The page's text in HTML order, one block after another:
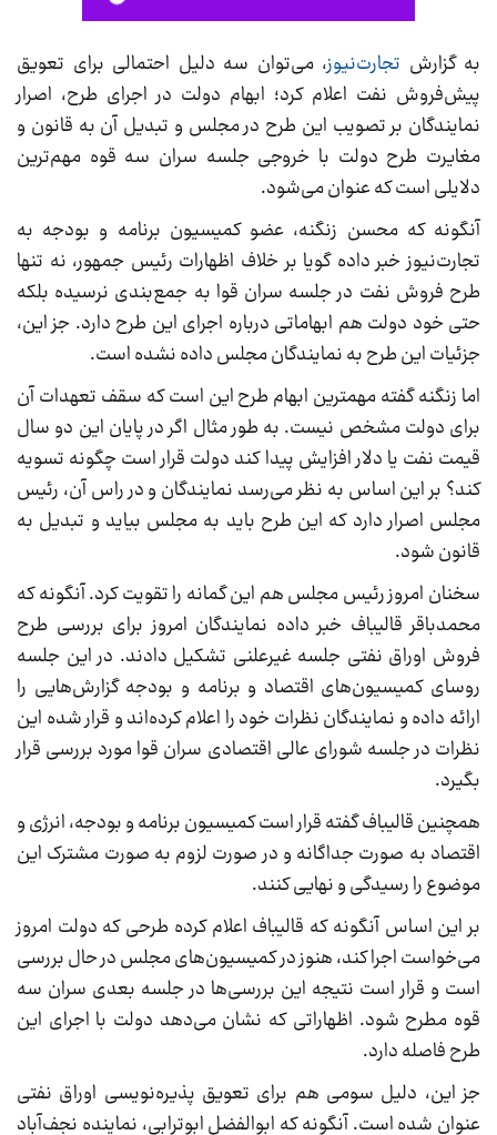
به گزارش تجارت‌نیوز، می‌توان سه دلیل احتمالی برای تعویق
پیش‌فروش نفت اعلام کرد؛ ابهام دولت در اجرای طرح، اصرار
نمایندگان بر تصویب این طرح در مجلس و تبدیل آن به قانون و
مغایرت طرح دولت با خروجی جلسه سران سه قوه مهم‌ترین
دلایلی است که عنوان می‌شود.
آنگونه که محسن زنگنه، عضو کمیسیون برنامه و بودجه به
تجارت‌نیوز خبر داده گویا بر خلاف اظهارات رئیس جمهور، نه تنها
طرح فروش نفت در جلسه سران قوا به جمع‌بندی نرسیده بلکه
حتی خود دولت هم ابهاماتی درباره اجرای این طرح دارد. جز این،
جزئیات این طرح به نمایندگان مجلس داده نشده است.
اما زنگنه گفته مهمترین ابهام طرح این است که سقف تعهدات آن
برای دولت مشخص نیست. به طور مثال اگر در پایان این دو سال
قیمت نفت یا دلار افزایش پیدا کند دولت قرار است چگونه تسویه
کند؟ بر این اساس به نظر می‌رسد نمایندگان و در راس آن، رئیس
مجلس اصرار دارد که این طرح باید به مجلس بیاید و تبدیل به
قانون شود.
سخنان امروز رئیس مجلس هم این گمانه را تقویت کرد. آنگونه که
محمدباقر قالیباف خبر داده نمایندگان امروز برای بررسی طرح
فروش اوراق نفتی جلسه غیرعلنی تشکیل دادند. در این جلسه
روسای کمیسیون‌های اقتصاد و برنامه و بودجه گزارش‌هایی را
ارائه داده و نمایندگان نظرات خود را اعلام کرده‌اند و قرار شده این
نظرات در جلسه شورای عالی اقتصادی سران قوا مورد بررسی قرار
بگیرد.
همچنین قالیباف گفته قرار است کمیسیون برنامه و بودجه، انرژی و
اقتصاد به صورت جداگانه و در صورت لزوم به صورت مشترک این
موضوع را رسیدگی و نهایی کنند.
بر این اساس آنگونه که قالیباف اعلام کرده طرحی که دولت امروز
می‌خواست اجرا کند، هنوز در کمیسیون‌های مجلس در حال بررسی
است و قرار است نتیجه این بررسی‌ها در جلسه بعدی سران سه
قوه مطرح شود. اظهاراتی که نشان می‌دهد دولت با اجرای این
طرح فاصله دارد.
جز این، دلیل سومی هم برای تعویق پذیره‌نویسی اوراق نفتی
عنوان شده است. آنگونه که ابوالفضل ابوترابی، نماینده نجف‌آباد